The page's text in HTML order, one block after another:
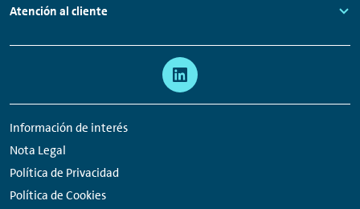
Links:
Atención al cliente
Información de interés
Nota Legal
Política de Privacidad
Política de Cookies
redes
sociales